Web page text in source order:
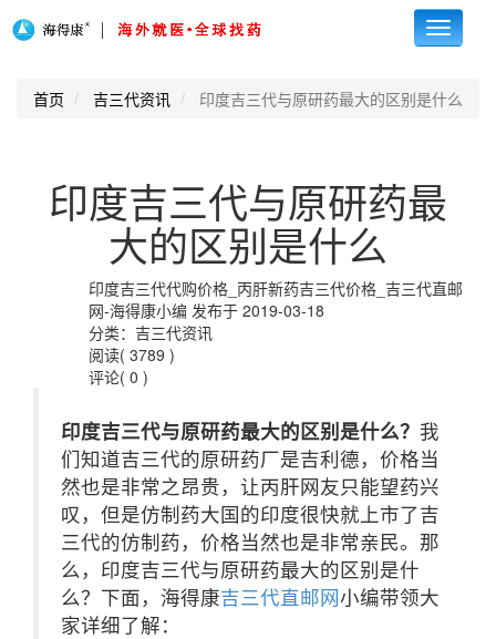
Toggle
首页 吉三代资讯 印度吉三代与原研药最大的区别是什么
印度吉三代与原研药最
大的区别是什么
印度吉三代代购价格_丙肝新药吉三代价格_吉三代直邮
网-海得康小编 发布于 2019-03-18
分类：吉三代资讯
阅读( 3789 )
评论( 0 )
印度吉三代与原研药最大的区别是什么？ 我
们知道吉三代的原研药厂是吉利德，价格当
然也是非常之昂贵，让丙肝网友只能望药兴
叹，但是仿制药大国的印度很快就上市了吉
三代的仿制药，价格当然也是非常亲民。那
么，印度吉三代与原研药最大的区别是什
么？下面，海得康吉三代直邮网小编带领大
家详细了解：